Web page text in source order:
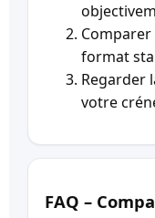
format
Regarder
votre
FAQ –